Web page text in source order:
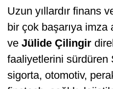
Uzun yıllardır finans
bir çok başarıya imza
ve Jülide Çilingir
faaliyetlerini sürdüren
sigorta, otomotiv,